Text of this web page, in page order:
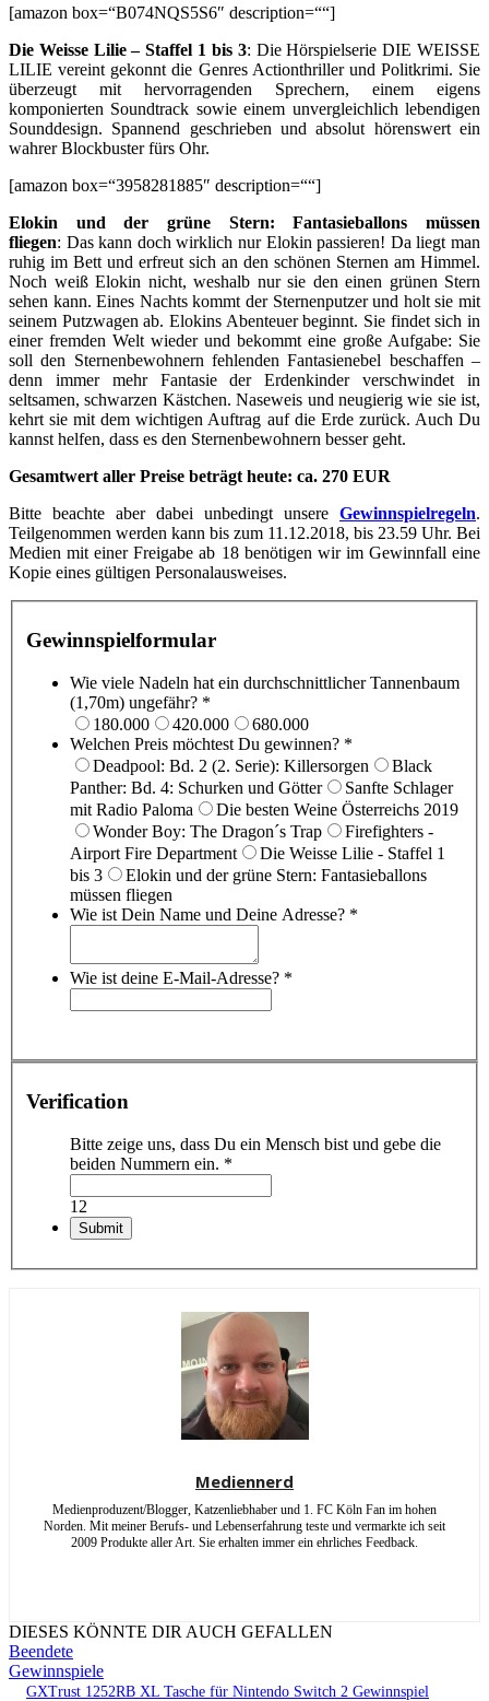
[amazon box=“B074NQS5S6″ description=““]
Die Weisse Lilie – Staffel 1 bis 3: Die Hörspielserie DIE WEISSE
LILIE vereint gekonnt die Genres Actionthriller und Politkrimi. Sie
überzeugt mit hervorragenden Sprechern, einem eigens
komponierten Soundtrack sowie einem unvergleichlich lebendigen
Sounddesign. Spannend geschrieben und absolut hörenswert ein
wahrer Blockbuster fürs Ohr.
[amazon box=“3958281885″ description=““]
Elokin und der grüne Stern: Fantasieballons müssen
fliegen: Das kann doch wirklich nur Elokin passieren! Da liegt man
ruhig im Bett und erfreut sich an den schönen Sternen am Himmel.
Noch weiß Elokin nicht, weshalb nur sie den einen grünen Stern
sehen kann. Eines Nachts kommt der Sternenputzer und holt sie mit
seinem Putzwagen ab. Elokins Abenteuer beginnt. Sie findet sich in
einer fremden Welt wieder und bekommt eine große Aufgabe: Sie
soll den Sternenbewohnern fehlenden Fantasienebel beschaffen –
denn immer mehr Fantasie der Erdenkinder verschwindet in
seltsamen, schwarzen Kästchen. Naseweis und neugierig wie sie ist,
kehrt sie mit dem wichtigen Auftrag auf die Erde zurück. Auch Du
kannst helfen, dass es den Sternenbewohnern besser geht.
Gesamtwert aller Preise beträgt heute: ca. 270 EUR
Bitte beachte aber dabei unbedingt unsere Gewinnspielregeln.
Teilgenommen werden kann bis zum 11.12.2018, bis 23.59 Uhr. Bei
Medien mit einer Freigabe ab 18 benötigen wir im Gewinnfall eine
Kopie eines gültigen Personalausweises.
Gewinnspielformular
Wie viele Nadeln hat ein durchschnittlicher Tannenbaum
(1,70m) ungefähr? *
180.000
420.000
680.000
Welchen Preis möchtest Du gewinnen? *
Deadpool: Bd. 2 (2. Serie): Killersorgen
Black
Panther: Bd. 4: Schurken und Götter
Sanfte Schlager
mit Radio Paloma
Die besten Weine Österreichs 2019
Wonder Boy: The Dragon´s Trap
Firefighters -
Airport Fire Department
Die Weisse Lilie - Staffel 1
bis 3
Elokin und der grüne Stern: Fantasieballons
müssen fliegen
Wie ist Dein Name und Deine Adresse? *
Wie ist deine E-Mail-Adresse? *
Verification
Bitte zeige uns, dass Du ein Mensch bist und gebe die
beiden Nummern ein. *
12
Mediennerd
Medienproduzent/Blogger, Katzenliebhaber und 1. FC Köln Fan im hohen
Norden. Mit meiner Berufs- und Lebenserfahrung teste und vermarkte ich seit
2009 Produkte aller Art. Sie erhalten immer ein ehrliches Feedback.
DIESES KÖNNTE DIR AUCH GEFALLEN
Beendete
Gewinnspiele
GXTrust 1252RB XL Tasche für Nintendo Switch 2 Gewinnspiel